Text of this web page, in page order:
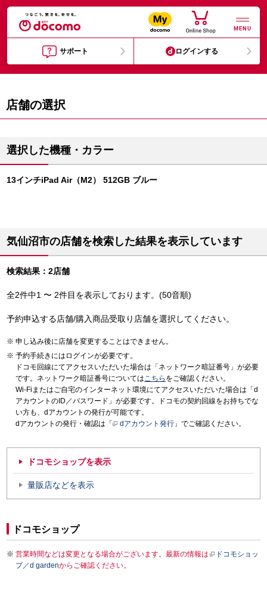
MENU
サポート ログインする
店舗の選択
選択した機種・カラー
13インチiPad Air（M2） 512GB ブルー
気仙沼市の店舗を検索した結果を表示しています
検索結果：2店舗
全2件中1 〜 2件目を表示しております。(50音順)
予約申込する店舗/購入商品受取り店舗を選択してください。
申し込み後に店舗を変更することはできません。
予約手続きにはログインが必要です。
ドコモ回線にてアクセスいただいた場合は「ネットワーク暗証番号」が必要
です。ネットワーク暗証番号についてはこちら をご確認ください。
Wi-Fiまたはご自宅のインターネット環境にてアクセスいただいた場合は「d
アカウントのID／パスワード」が必要です。ドコモの契約回線をお持ちでな
い方も、dアカウントの発行が可能です。
dアカウントの発行・確認は「
dアカウント発行 」でご確認ください。
ドコモショップを表示
量販店などを表示
ドコモショップ
営業時間などは変更となる場合がございます。最新の情報は
ドコモショッ
プ／d gardenからご確認ください。